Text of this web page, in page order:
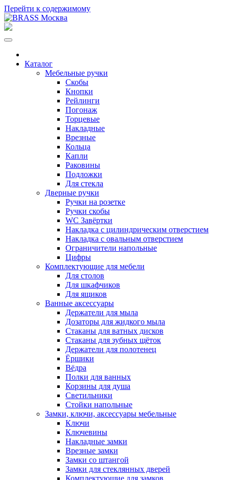
Перейти к содержимому
Каталог
Мебельные ручки
Скобы
Кнопки
Рейлинги
Погонаж
Торцевые
Накладные
Врезные
Кольца
Капли
Раковины
Подложки
Для стекла
Дверные ручки
Ручки на розетке
Ручки скобы
WC Завёртки
Накладка с цилиндрическим отверстием
Накладка с овальным отверстием
Ограничители напольные
Цифры
Комплектующие для мебели
Для столов
Для шкафчиков
Для ящиков
Ванные аксессуары
Держатели для мыла
Дозаторы для жидкого мыла
Стаканы для ватных дисков
Стаканы для зубных щёток
Держатели для полотенец
Ёршики
Вёдра
Полки для ванных
Корзины для душа
Светильники
Стойки напольные
Замки, ключи, аксессуары мебельные
Ключи
Ключевины
Накладные замки
Врезные замки
Замки со штангой
Замки для стеклянных дверей
Комплектующие для замков